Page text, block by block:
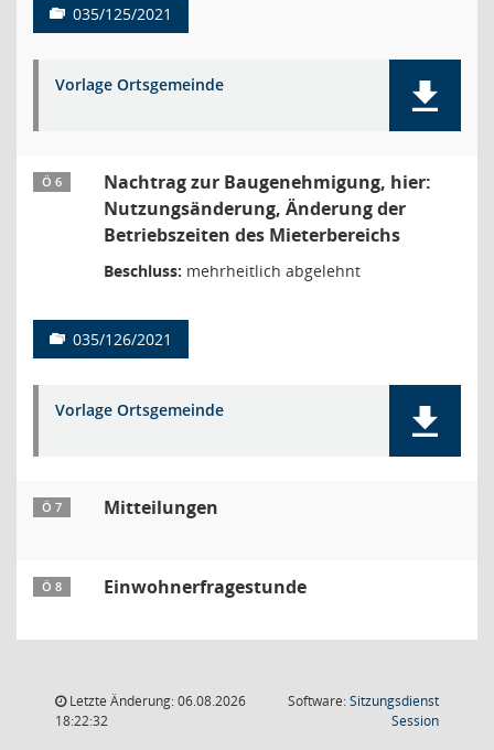
035/125/2021
Vorlage Ortsgemeinde
Ö 6
Nachtrag zur Baugenehmigung, hier:
Nutzungsänderung, Änderung der
Betriebszeiten des Mieterbereichs
Beschluss: mehrheitlich abgelehnt
035/126/2021
Vorlage Ortsgemeinde
Ö 7 Mitteilungen
Ö 8 Einwohnerfragestunde
Letzte Änderung: 06.08.2026
18:22:32
Software:Sitzungsdienst
Session(Wird in